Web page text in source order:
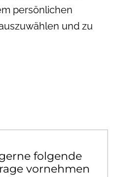
persönlichen
und zu
folgende
vornehmen